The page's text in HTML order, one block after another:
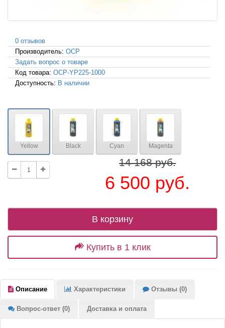
0 отзывов
Производитель: OCP
Задать вопрос о товаре
Код товара: OCP-YP225-1000
Доступность: В наличии
Yellow Black Cyan Magenta
14 168 руб.
6 500 руб.
В корзину
Купить в 1 клик
Описание Характеристики Отзывы (0)
Вопрос-ответ (0) Доставка и оплата